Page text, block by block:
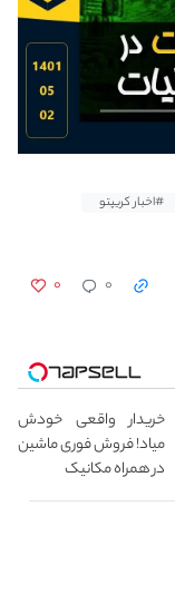
#اخبار کریپتو
۰ ۰
خریدار واقعی خودش
میاد! فروش فوری ماشین
در همراه مکانیک